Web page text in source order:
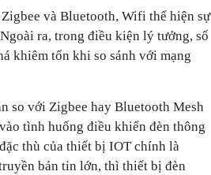
và Bluetooth, Wifi thể hiện sự
ra, trong điều kiện lý tưởng, số
khiêm tốn khi so sánh với mạng
so với Zigbee hay Bluetooth Mesh
tình huống điều khiển đèn thông
thù của thiết bị IOT chính là
bản tin lớn, thì thiết bị đèn